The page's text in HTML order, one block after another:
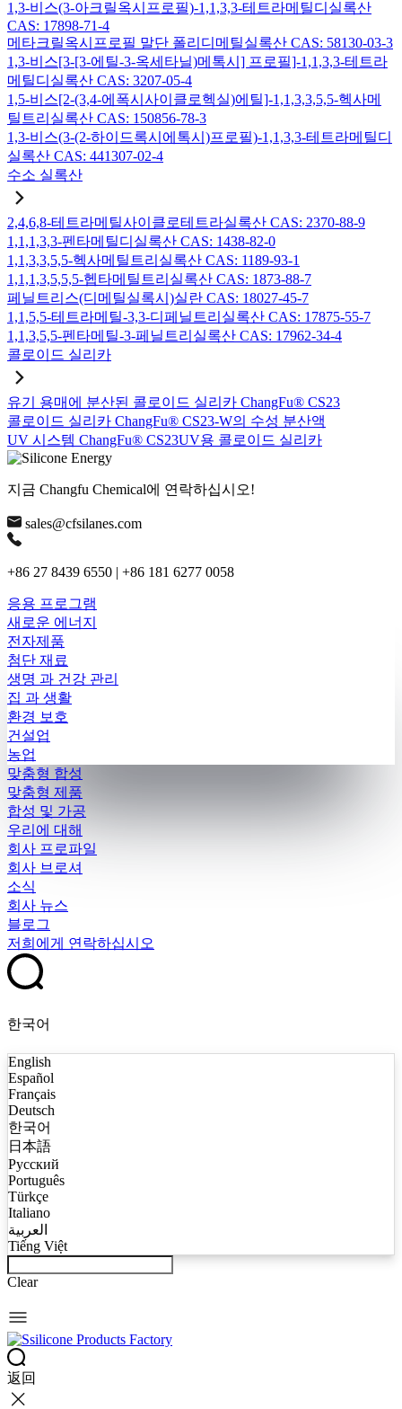
1,3-비스(3-아크릴옥시프로필)-1,1,3,3-테트라메틸디실록산
CAS: 17898-71-4
메타크릴옥시프로필 말단 폴리디메틸실록산 CAS: 58130-03-3
1,3-비스[3-[3-에틸-3-옥세타닐)메톡시] 프로필]-1,1,3,3-테트라
메틸디실록산 CAS: 3207-05-4
1,5-비스[2-(3,4-에폭시사이클로헥실)에틸]-1,1,3,3,5,5-헥사메
틸트리실록산 CAS: 150856-78-3
1,3-비스(3-(2-하이드록시에톡시)프로필)-1,1,3,3-테트라메틸디
실록산 CAS: 441307-02-4
수소 실록산
2,4,6,8-테트라메틸사이클로테트라실록산 CAS: 2370-88-9
1,1,1,3,3-펜타메틸디실록산 CAS: 1438-82-0
1,1,3,3,5,5-헥사메틸트리실록산 CAS: 1189-93-1
1,1,1,3,5,5,5-헵타메틸트리실록산 CAS: 1873-88-7
페닐트리스(디메틸실록시)실란 CAS: 18027-45-7
1,1,5,5-테트라메틸-3,3-디페닐트리실록산 CAS: 17875-55-7
1,1,3,5,5-펜타메틸-3-페닐트리실록산 CAS: 17962-34-4
콜로이드 실리카
유기 용매에 분산된 콜로이드 실리카 ChangFu® CS23
콜로이드 실리카 ChangFu® CS23-W의 수성 분산액
UV 시스템 ChangFu® CS23UV용 콜로이드 실리카
지금 Changfu Chemical에 연락하십시오!
sales@cfsilanes.com
+86 27 8439 6550 | +86 181 6277 0058
응용 프로그램
새로운 에너지
전자제품
첨단 재료
생명 과 건강 관리
집 과 생활
환경 보호
건설업
농업
맞춤형 합성
맞춤형 제품
합성 및 가공
우리에 대해
회사 프로파일
회사 브로셔
소식
회사 뉴스
블로그
저희에게 연락하십시오
한국어
English
Español
Français
Deutsch
한국어
日本語
Русский
Português
Türkçe
Italiano
العربية
Tiếng Việt
Clear
返回